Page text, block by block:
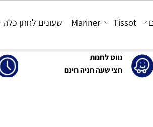
נווט לחנות
חצי שעה חניה חינם
Tissot
Mariner שעונים לחתן כלה